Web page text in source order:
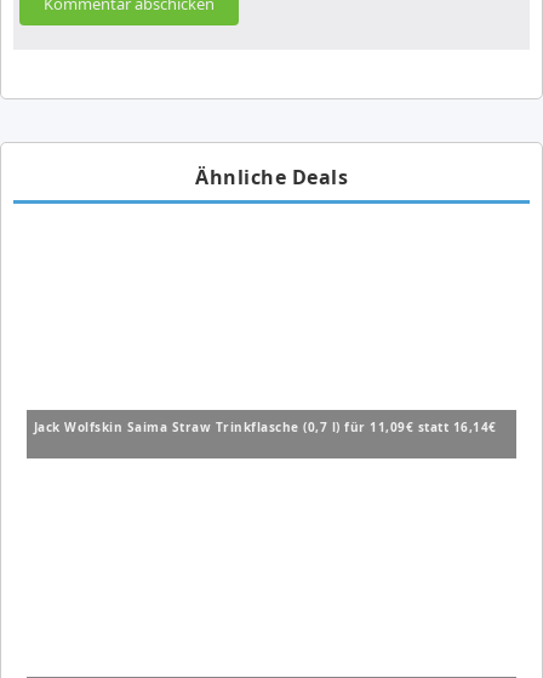
Ähnliche Deals
Jack Wolfskin Saima Straw Trinkflasche (0,7 l) für 11,09€ statt 16,14€